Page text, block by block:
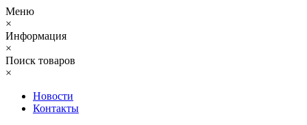
Меню
×
Информация
×
Поиск товаров
×
Новости
Контакты